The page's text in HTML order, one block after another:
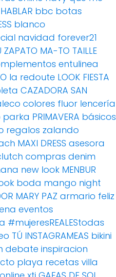
bbc botas
blanco
navidad forever21
ZAPATO MA-TO TAILLE
entulinea
la redoute LOOK FIESTA
CAZADORA SAN
colores fluor lencería
parka PRIMAVERA básicos
regalos zalando
MAXI DRESS asesora
compras denim
new look MENBUR
boda mango night
MARY PAZ armario feliz
eventos
#mujeresREALEStodas
TÚ INSTAGRAMEAS bikini
debate inspiracion
playa recetas villa